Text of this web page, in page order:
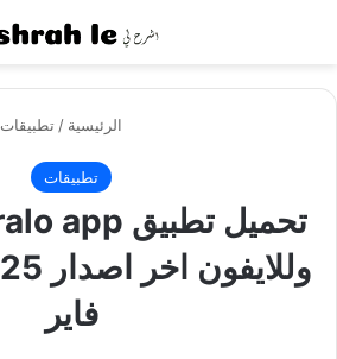
الرئيسية / تطبيقات
تطبيقات
فاير